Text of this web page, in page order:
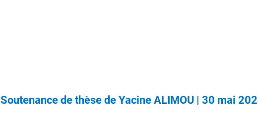
Soutenance de thèse de Yacine ALIMOU | 30 mai